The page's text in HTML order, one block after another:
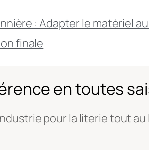
: Adapter le matériel
finale
en toutes
pour la literie tout